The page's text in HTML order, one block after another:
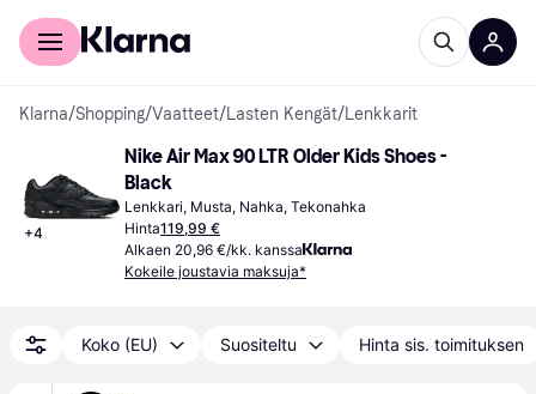
Kuluttajille
Klarna/Shopping/Vaatteet/Lasten Kengät/Lenkkarit
+4
Nike Air Max 90 LTR Older Kids Shoes -
Black
Lenkkari, Musta, Nahka, Tekonahka
Hinta119,99 €
Alkaen 20,96 €/kk. kanssa
Kokeile joustavia maksuja*
Koko (EU) Suositeltu Hinta sis. toimituksen